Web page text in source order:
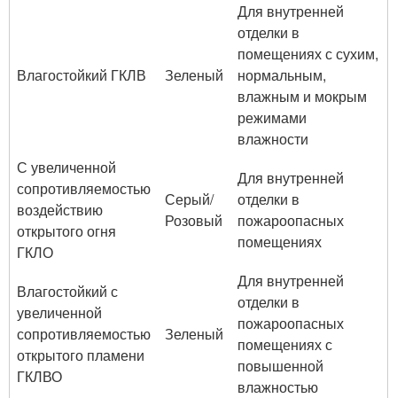
Влагостойкий ГКЛВ Зеленый
Для внутренней
отделки в
помещениях с сухим,
нормальным,
влажным и мокрым
режимами
влажности
С увеличенной
сопротивляемостью
воздействию
открытого огня
ГКЛО
Серый/
Розовый
Для внутренней
отделки в
пожароопасных
помещениях
Влагостойкий с
увеличенной
сопротивляемостью
открытого пламени
ГКЛВО
Зеленый
Для внутренней
отделки в
пожароопасных
помещениях с
повышенной
влажностью